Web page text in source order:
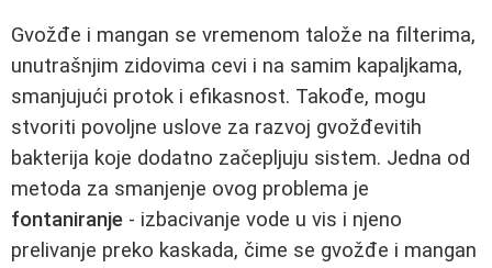
Gvožđe i mangan se vremenom talože na filterima,
unutrašnjim zidovima cevi i na samim kapaljkama,
smanjujući protok i efikasnost. Takođe, mogu
stvoriti povoljne uslove za razvoj gvožđevitih
bakterija koje dodatno začepljuju sistem. Jedna od
metoda za smanjenje ovog problema je
fontaniranje - izbacivanje vode u vis i njeno
prelivanje preko kaskada, čime se gvožđe i mangan